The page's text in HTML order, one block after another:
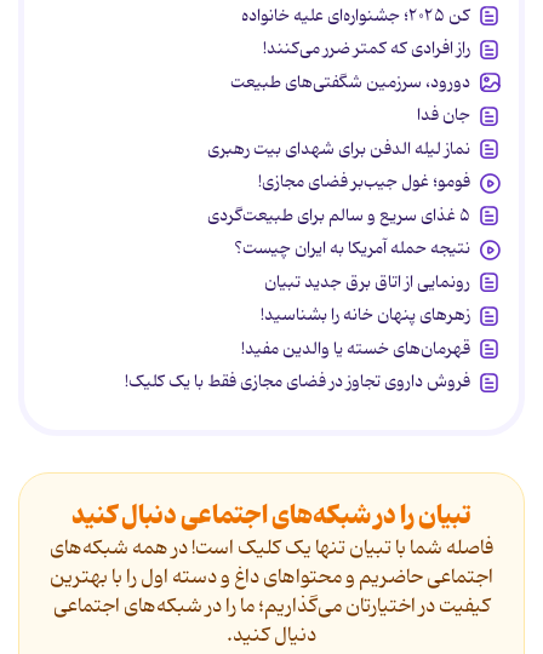
کن ۲۰۲۵؛ جشنواره‌ای علیه خانواده
راز افرادی که کمتر ضرر می‌کنند!
دورود، سرزمین شگفتی‌های طبیعت
جان فدا
نماز لیله الدفن برای شهدای بیت رهبری
فومو؛ غول جیب‌بر فضای مجازی!
۵ غذای سریع و سالم برای طبیعت‌گردی
نتیجه حمله آمریکا به ایران چیست؟
رونمایی از اتاق برق جدید تبیان
زهرهای پنهان خانه را بشناسید!
قهرمان‌های خسته یا والدین مفید!
فروش داروی تجاوز در فضای مجازی فقط با یک کلیک!
تبیان را در شبکه‌های اجتماعی دنبال کنید
فاصله شما با تبیان تنها یک کلیک است! در همه شبکه‌های
اجتماعی حاضریم و محتواهای داغ و دسته اول را با بهترین
کیفیت در اختیارتان می‌گذاریم؛ ما را در شبکه‌های اجتماعی
دنیال کنید.